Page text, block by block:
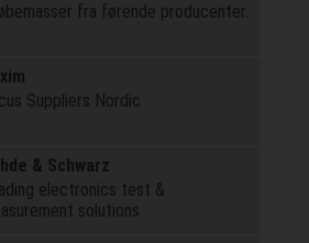
fra førende producenter.
Suppliers Nordic
& Schwarz
electronics test &
solutions